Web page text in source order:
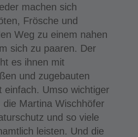
machen sich
Frösche und
Weg zu einem nahen
sich zu paaren. Der
es ihnen mit
und zugebauten
einfach. Umso wichtiger
die Martina Wischhöfer
und so viele
leisten. Und die